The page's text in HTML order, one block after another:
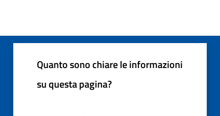
Quanto sono chiare le informazioni
su questa pagina?